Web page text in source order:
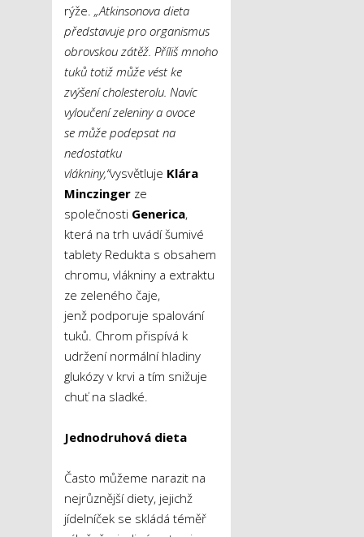
rýže. „Atkinsonova dieta
představuje pro organismus
obrovskou zátěž. Příliš mnoho
tuků totiž může vést ke
zvýšení cholesterolu. Navíc
vyloučení zeleniny a ovoce
se může podepsat na
nedostatku
vlákniny,“vysvětluje Klára
Minczinger ze
společnosti Generica,
která na trh uvádí šumivé
tablety Redukta s obsahem
chromu, vlákniny a extraktu
ze zeleného čaje,
jenž podporuje spalování
tuků. Chrom přispívá k
udržení normální hladiny
glukózy v krvi a tím snižuje
chuť na sladké.
Jednodruhová dieta
Často můžeme narazit na
nejrůznější diety, jejichž
jídelníček se skládá téměř